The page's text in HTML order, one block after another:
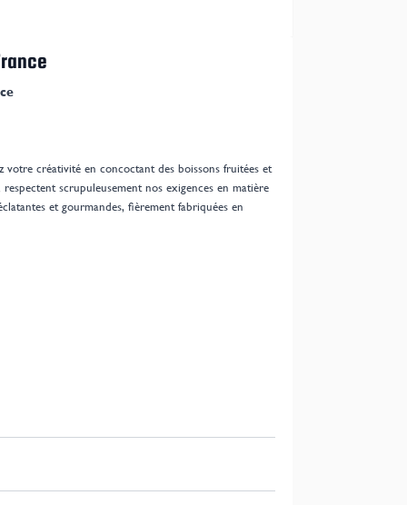
votre créativité en concoctant des boissons fruitées et
scrupuleusement nos exigences en matière
et gourmandes, fièrement fabriquées en